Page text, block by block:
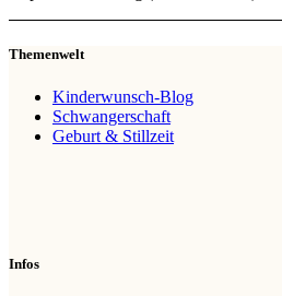
Themenwelt
Kinderwunsch-Blog
Schwangerschaft
Geburt & Stillzeit
Infos